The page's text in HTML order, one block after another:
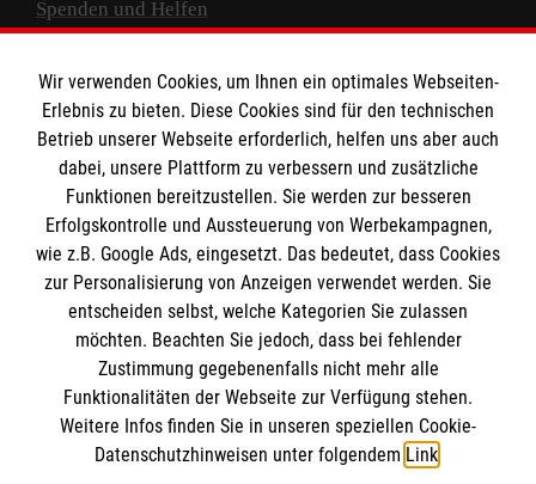
Spenden und Helfen
Empfänger: Malteser Hilfsdienst e.V.
IBAN: DE10 3706 0120 1201 2000 12
BIC: GENODED 1PA7
Newsletter abonnieren
Wir verwenden Cookies, um Ihnen ein optimales Webseiten-
Erlebnis zu bieten. Diese Cookies sind für den technischen
Betrieb unserer Webseite erforderlich, helfen uns aber auch
dabei, unsere Plattform zu verbessern und zusätzliche
Funktionen bereitzustellen. Sie werden zur besseren
Erfolgskontrolle und Aussteuerung von Werbekampagnen,
wie z.B. Google Ads, eingesetzt. Das bedeutet, dass Cookies
zur Personalisierung von Anzeigen verwendet werden. Sie
entscheiden selbst, welche Kategorien Sie zulassen
möchten. Beachten Sie jedoch, dass bei fehlender
Zustimmung gegebenenfalls nicht mehr alle
Funktionalitäten der Webseite zur Verfügung stehen.
Weitere Infos finden Sie in unseren speziellen Cookie-
Datenschutzhinweisen unter folgendem Link.